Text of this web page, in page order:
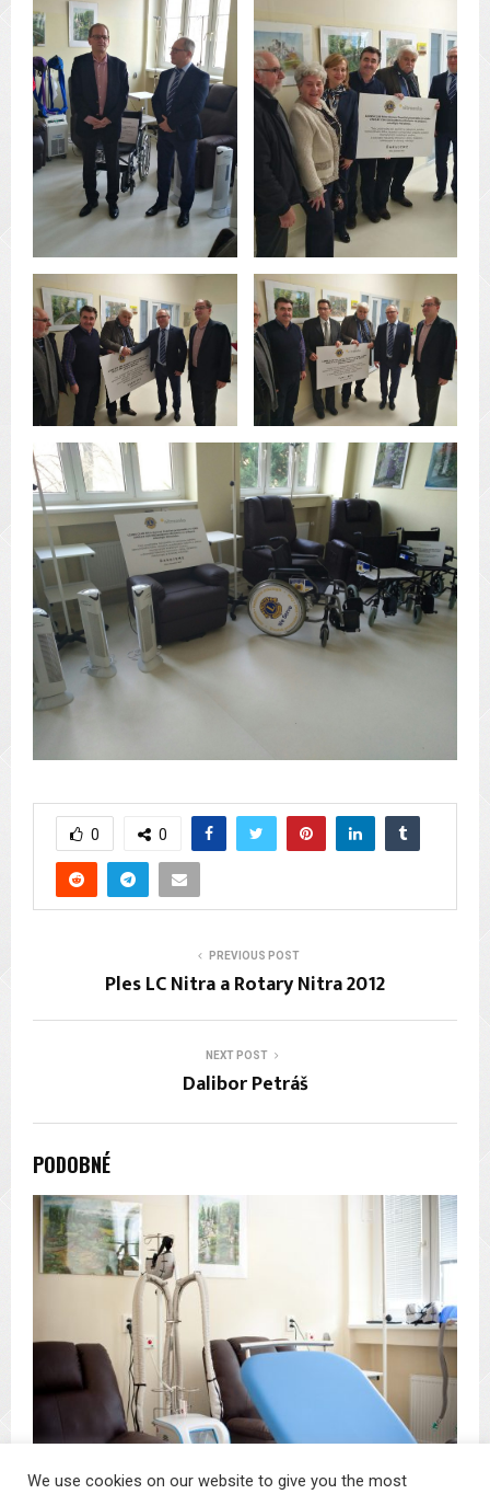
0 0
PREVIOUS POST
Ples LC Nitra a Rotary Nitra 2012
NEXT POST
Dalibor Petráš
PODOBNÉ
We use cookies on our website to give you the most